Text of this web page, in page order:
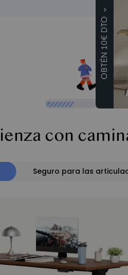
con
Seguro para las
OBTÉN 10€ DTO